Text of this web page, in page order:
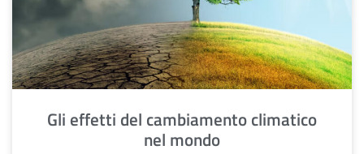
Gli effetti del cambiamento climatico
nel mondo